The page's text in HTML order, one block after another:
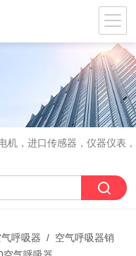
机，进口传感器，仪器仪表
气呼吸器 / 空气呼吸器销